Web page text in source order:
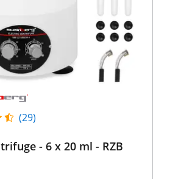
(29)
- 6 x 20 ml - RZB